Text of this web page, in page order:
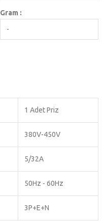
Gram :
-
1 Adet Priz
380V-450V
5/32A
50Hz - 60Hz
3P+E+N